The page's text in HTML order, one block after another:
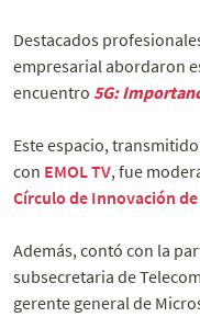
Destacados
empresarial abordaron
encuentro 5G:
Este espacio,
con EMOL TV, fue
Círculo de Innovación de
Además, contó con la
subsecretaria de
gerente general de